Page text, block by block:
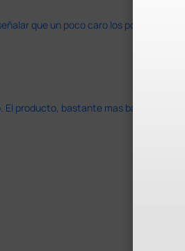
que un poco caro los portes y el
El producto, bastante mas barato que